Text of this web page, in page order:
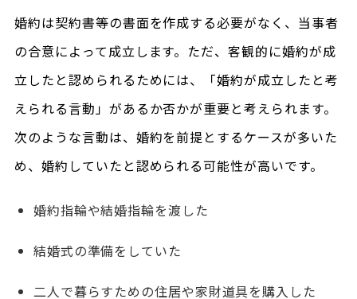
婚約は契約書等の書面を作成する必要がなく、当事者
の合意によって成立します。ただ、客観的に婚約が成
立したと認められるためには、「婚約が成立したと考
えられる言動」があるか否かが重要と考えられます。
次のような言動は、婚約を前提とするケースが多いた
め、婚約していたと認められる可能性が高いです。
婚約指輪や結婚指輪を渡した
結婚式の準備をしていた
二人で暮らすための住居や家財道具を購入した